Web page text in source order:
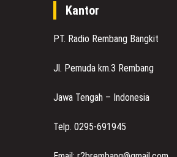
Kantor
PT. Radio Rembang Bangkit
Jl. Pemuda km.3 Rembang
Jawa Tengah – Indonesia
Telp. 0295-691945